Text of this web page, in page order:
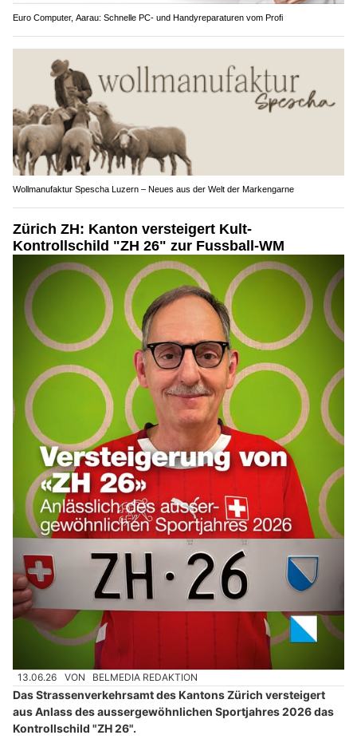
Euro Computer, Aarau: Schnelle PC- und Handyreparaturen vom Profi
Wollmanufaktur Spescha Luzern – Neues aus der Welt der Markengarne
Zürich ZH: Kanton versteigert Kult-
Kontrollschild "ZH 26" zur Fussball-WM
13.06.26 VON BELMEDIA REDAKTION
Das Strassenverkehrsamt des Kantons Zürich versteigert
aus Anlass des aussergewöhnlichen Sportjahres 2026 das
Kontrollschild "ZH 26".